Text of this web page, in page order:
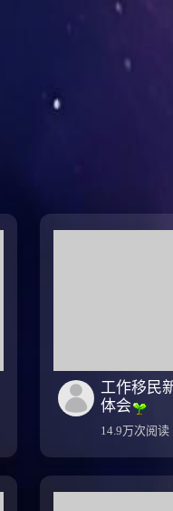
工作移民
体会
14.9万次阅读